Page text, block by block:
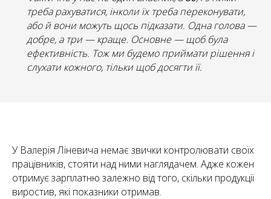
треба рахуватися, інколи їх треба переконувати,
або й вони можуть щось підказати. Одна голова —
добре, а три — краще. Основне — щоб була
ефективність. Тож ми будемо приймати рішення і
слухати кожного, тільки щоб досягти її.
У Валерія Ліневича немає звички контролювати своїх
працівників, стояти над ними наглядачем. Адже кожен
отримує зарплатню залежно від того, скільки продукції
виростив, які показники отримав.